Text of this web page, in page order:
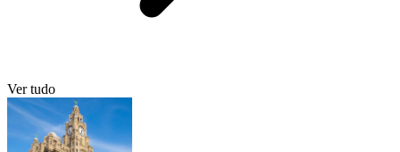
Ver tudo